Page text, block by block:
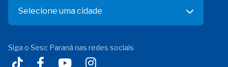
Selecione uma cidade
Siga o Sesc Paraná nas redes sociais